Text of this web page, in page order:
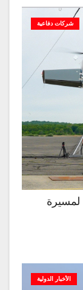
شركات دفاعية
لمسيرة
الأخبار الدولية